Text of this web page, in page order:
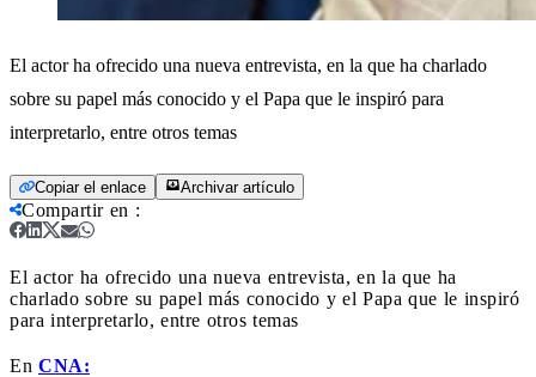
El actor ha ofrecido una nueva entrevista, en la que ha charlado
sobre su papel más conocido y el Papa que le inspiró para
interpretarlo, entre otros temas
Copiar el enlace Archivar artículo
Compartir en :
El actor ha ofrecido una nueva entrevista, en la que ha
charlado sobre su papel más conocido y el Papa que le inspiró
para interpretarlo, entre otros temas
En CNA: